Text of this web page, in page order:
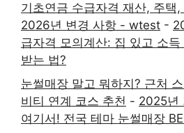
기초연금 수급자격 재산, 주택
2026년 변경 사항 - wtest -
급자격 모의계산: 집 있고 소
받는 법?
눈썰매장 말고 뭐하지? 근처
비티 연계 코스 추천 - 2025년
여기서! 전국 테마 눈썰매장